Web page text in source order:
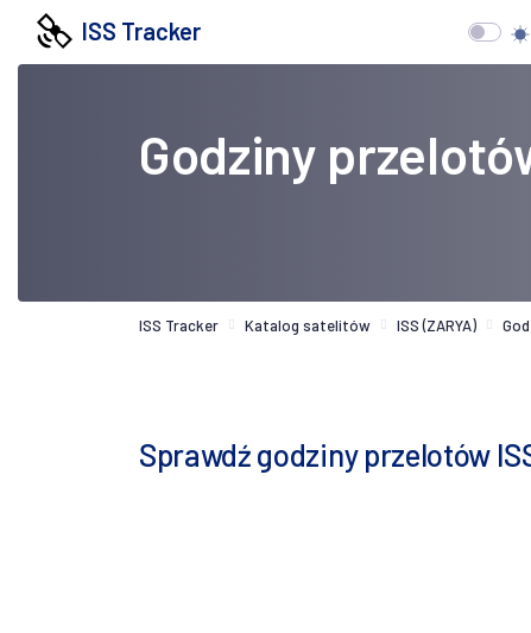
ISS Tracker
Godziny
ISS Tracker Katalog satelitów ISS (ZARYA)
Sprawdź godziny przelotów